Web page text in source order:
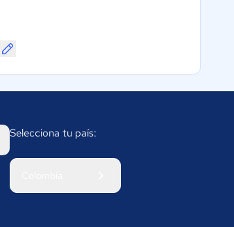
Selecciona tu país: